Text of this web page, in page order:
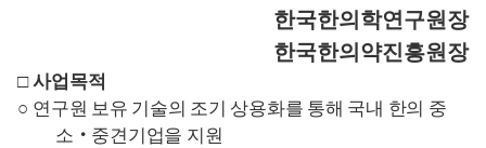
한국한의학연구원장
한국한의약진흥원장
□사업목적
○ 연구원 보유 기술의 조기 상용화를 통해 국내 한의 중
소 ‧ 중견기업을 지원